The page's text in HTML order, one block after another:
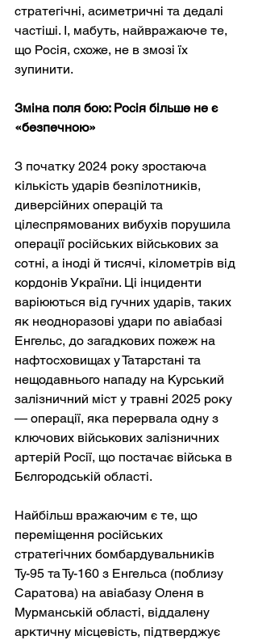
стратегічні, асиметричні та дедалі
частіші. І, мабуть, найвражаюче те,
що Росія, схоже, не в змозі їх
зупинити.
Зміна поля бою: Росія більше не є
«безпечною»
З початку 2024 року зростаюча
кількість ударів безпілотників,
диверсійних операцій та
цілеспрямованих вибухів порушила
операції російських військових за
сотні, а іноді й тисячі, кілометрів від
кордонів України. Ці інциденти
варіюються від гучних ударів, таких
як неодноразові удари по авіабазі
Енгельс, до загадкових пожеж на
нафтосховищах у Татарстані та
нещодавнього нападу на Курський
залізничний міст у травні 2025 року
— операції, яка перервала одну з
ключових військових залізничних
артерій Росії, що постачає війська в
Бєлгородській області.
Найбільш вражаючим є те, що
переміщення російських
стратегічних бомбардувальників
Ту-95 та Ту-160 з Енгельса (поблизу
Саратова) на авіабазу Оленя в
Мурманській області, віддалену
арктичну місцевість, підтверджує